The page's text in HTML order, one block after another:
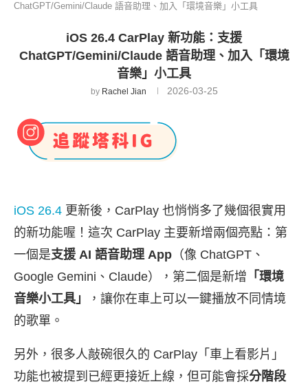
ChatGPT/Gemini/Claude 語音助理、加入「環境音樂」小工具
iOS 26.4 CarPlay 新功能：支援
ChatGPT/Gemini/Claude 語音助理、加入「環境
音樂」小工具
by Rachel Jian 2026-03-25
iOS 26.4 更新後，CarPlay 也悄悄多了幾個很實用
的新功能喔！這次 CarPlay 主要新增兩個亮點：第
一個是支援 AI 語音助理 App （像 ChatGPT、
Google Gemini、Claude），第二個是新增 「環境
音樂小工具」
，讓你在車上可以一鍵播放不同情境
的歌單。
另外，很多人敲碗很久的 CarPlay「車上看影片」
功能也被提到已經更接近上線，但可能會採分階段